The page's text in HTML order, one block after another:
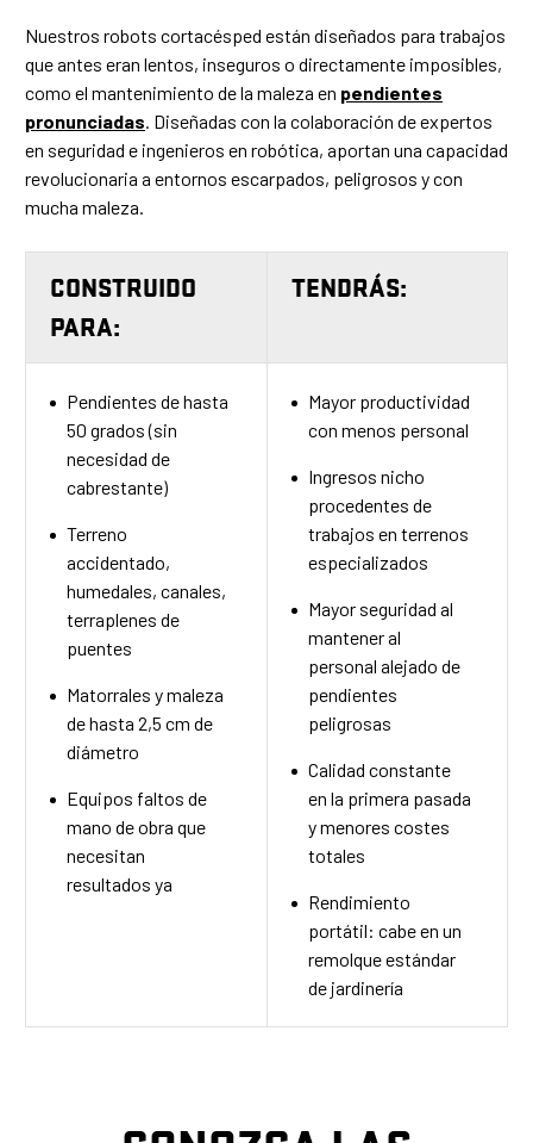
Nuestros robots cortacésped están diseñados para trabajos
que antes eran lentos, inseguros o directamente imposibles,
como el mantenimiento de la maleza en pendientes
pronunciadas. Diseñadas con la colaboración de expertos
en seguridad e ingenieros en robótica, aportan una capacidad
revolucionaria a entornos escarpados, peligrosos y con
mucha maleza.
CONSTRUIDO
PARA:
TENDRÁS:
Pendientes de hasta
50 grados (sin
necesidad de
cabrestante)
Terreno
accidentado,
humedales, canales,
terraplenes de
puentes
Matorrales y maleza
de hasta 2,5 cm de
diámetro
Equipos faltos de
mano de obra que
necesitan
resultados ya
Mayor productividad
con menos personal
Ingresos nicho
procedentes de
trabajos en terrenos
especializados
Mayor seguridad al
mantener al
personal alejado de
pendientes
peligrosas
Calidad constante
en la primera pasada
y menores costes
totales
Rendimiento
portátil: cabe en un
remolque estándar
de jardinería